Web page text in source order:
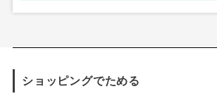
ショッピングでためる